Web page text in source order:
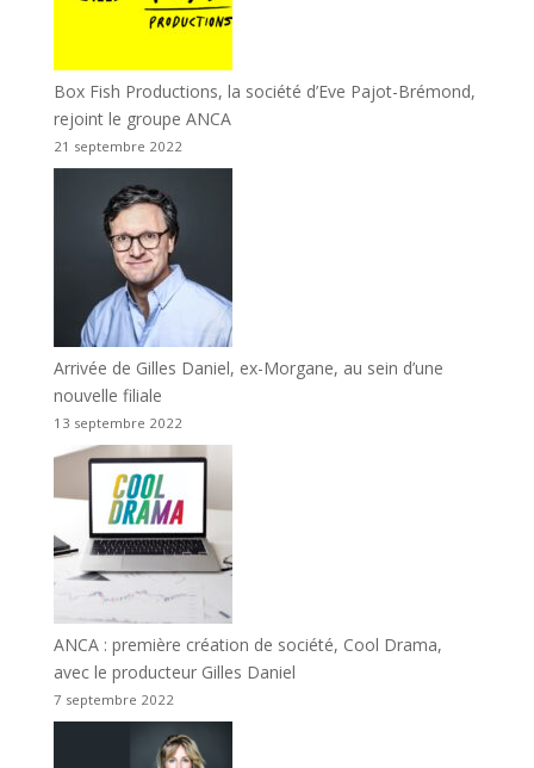
Box Fish Productions, la société d’Eve Pajot-Brémond,
rejoint le groupe ANCA
21 septembre 2022
Arrivée de Gilles Daniel, ex-Morgane, au sein d’une
nouvelle filiale
13 septembre 2022
ANCA : première création de société, Cool Drama,
avec le producteur Gilles Daniel
7 septembre 2022